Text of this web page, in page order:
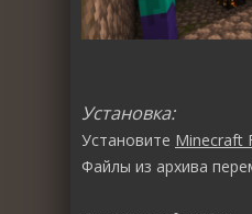
Установка:
Установите Minecraft
Файлы из архива